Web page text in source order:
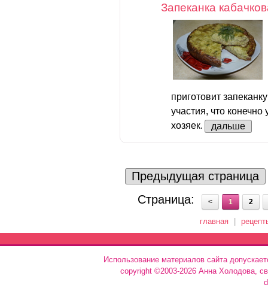
Запеканка
приготовит
участия, что
хозяек.
дальше
Предыдущая страница
Страница:
< 1 2
главная
Использование материалов сайта
copyright ©2003-2026 Анна Холодова,